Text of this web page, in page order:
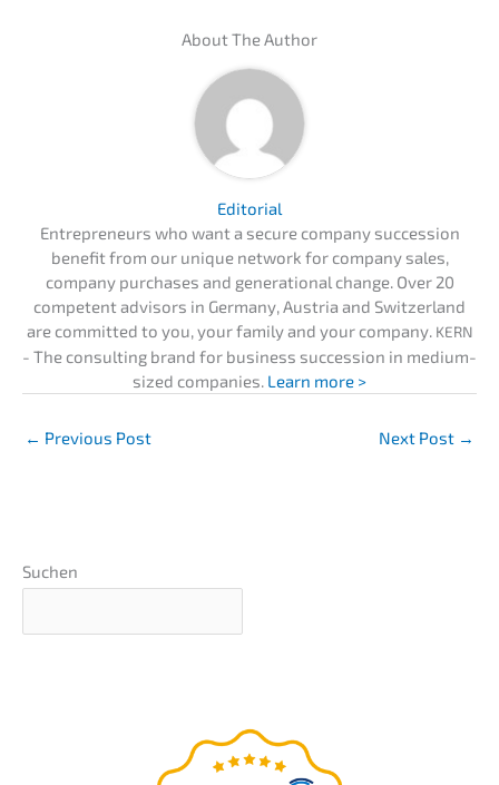
About The Author
Edito­ri­al
Entre­pre­neurs who want a secure compa­ny succes­si­on
benefit from our unique network for compa­ny sales,
compa­ny purcha­ses and genera­tio­nal change. Over 20
compe­tent advisors in Germa­ny, Austria and Switz­er­land
are commit­ted to you, your family and your compa­ny. KERN
- The consul­ting brand for business succes­si­on in medium-
sized compa­nies. Learn more >
← Previous Post Next Post →
Suchen
ultima­te guide
compa­ny succession